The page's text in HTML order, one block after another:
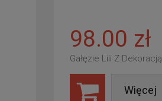
98.00 zł
Gałęzie Lili Z Dekoracją
Więcej